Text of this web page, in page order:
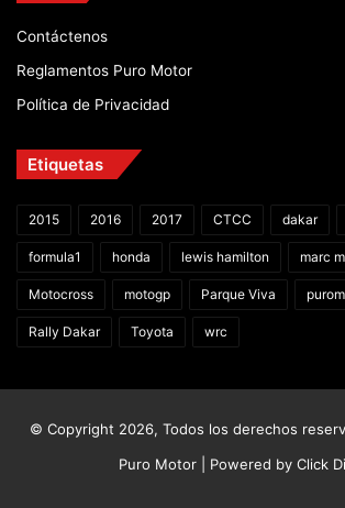
Contáctenos
Reglamentos Puro Motor
Política de Privacidad
Etiquetas
2015 2016 2017 CTCC dakar
formula1 honda lewis hamilton marc
Motocross motogp Parque Viva
Rally Dakar Toyota wrc
© Copyright 2026, Todos los derechos
Puro Motor | Powered by Click